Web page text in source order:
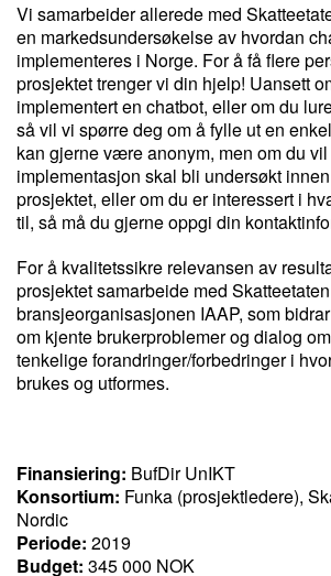
Vi samarbeider allerede med
en markedsundersøkelse av hvordan
implementeres i Norge. For å få flere
prosjektet trenger vi din hjelp! Uansett
implementert en chatbot, eller om du
så vil vi spørre deg om å fylle ut en
kan gjerne være anonym, men om du
implementasjon skal bli undersøkt
prosjektet, eller om du er interessert i
til, så må du gjerne oppgi din
For å kvalitetssikre relevansen av
prosjektet samarbeide med
bransjeorganisasjonen IAAP, som
om kjente brukerproblemer og dialog
tenkelige forandringer/forbedringer i
brukes og utformes.
Finansiering: BufDir UnIKT
Konsortium: Funka (prosjektledere),
Nordic
Periode: 2019
Budget: 345 000 NOK